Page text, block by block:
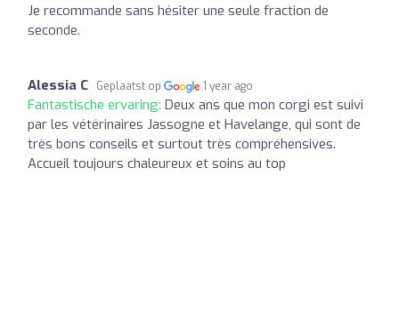
Je recommande sans hésiter une seule fraction de
seconde.
Alessia C Geplaatst op 1 year ago
Fantastische ervaring: Deux ans que mon corgi est suivi
par les vétérinaires Jassogne et Havelange, qui sont de
très bons conseils et surtout très compréhensives.
Accueil toujours chaleureux et soins au top